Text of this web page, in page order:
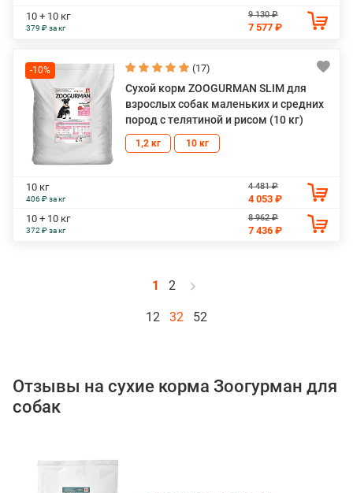
10 + 10 кг
379 ₽ за кг
9 130 ₽
7 577 ₽
-10% (17)
Сухой корм ZOOGURMAN SLIM для
взрослых собак маленьких и средних
пород с телятиной и рисом (10 кг)
1,2 кг 10 кг
10 кг
406 ₽ за кг
4 481 ₽
4 053 ₽
10 + 10 кг
372 ₽ за кг
8 962 ₽
7 436 ₽
1 2
12 32 52
Отзывы на сухие корма Зоогурман для
собак